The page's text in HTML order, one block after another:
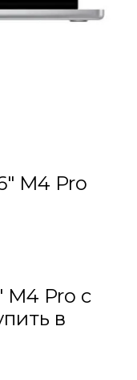
M4 Pro
M4 Pro с
в